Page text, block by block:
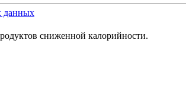
данных
сниженной калорийности.